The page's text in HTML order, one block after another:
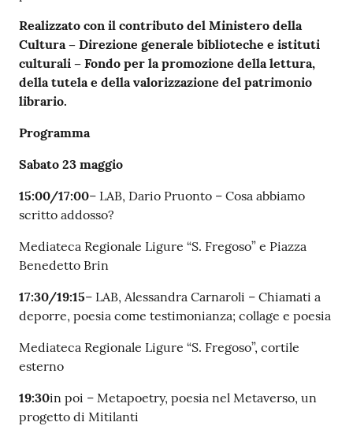
Realizzato con il contributo del Ministero della
Cultura – Direzione generale biblioteche e istituti
culturali – Fondo per la promozione della lettura,
della tutela e della valorizzazione del patrimonio
librario.
Programma
Sabato 23 maggio
15:00/17:00– LAB, Dario Pruonto – Cosa abbiamo
scritto addosso?
Mediateca Regionale Ligure “S. Fregoso” e Piazza
Benedetto Brin
17:30/19:15– LAB, Alessandra Carnaroli – Chiamati a
deporre, poesia come testimonianza; collage e poesia
Mediateca Regionale Ligure “S. Fregoso”, cortile
esterno
19:30in poi – Metapoetry, poesia nel Metaverso, un
progetto di Mitilanti